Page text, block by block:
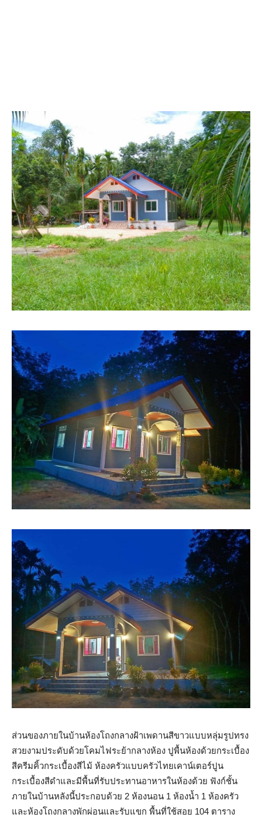
ส่วนของภายในบ้านห้องโถงกลางฝ้าเพดานสีขาวแบบหลุ่มรูปทรง
สวยงามประดับด้วยโคมไฟระย้ากลางห้อง ปูพื้นห้องด้วยกระเบื้อง
สีครีมคิ้วกระเบื้องสีไม้ ห้องครัวแบบครัวไทยเคาน์เตอร์ปูน
กระเบื้องสีดำและมีพื้นที่รับประทานอาหารในห้องด้วย ฟังก์ชั้น
ภายในบ้านหลังนี้ประกอบด้วย 2 ห้องนอน 1 ห้องน้ำ 1 ห้องครัว
และห้องโถงกลางพักผ่อนและรับแขก พื้นที่ใช้สอย 104 ตาราง